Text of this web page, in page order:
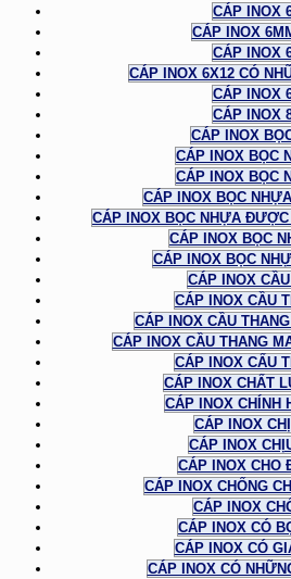
CÁP INOX
CÁP INOX
CÁP INOX
CÁP INOX 6X12 CÓ
CÁP INOX
CÁP INOX
CÁP INOX
CÁP INOX BỌC
CÁP INOX BỌC
CÁP INOX BỌC
CÁP INOX BỌC NHỰA
CÁP INOX BỌC
CÁP INOX BỌC
CÁP INOX
CÁP INOX CẦU
CÁP INOX CẦU
CÁP INOX CẦU THANG
CÁP INOX CẤU
CÁP INOX CHẤT
CÁP INOX CHÍNH
CÁP INOX
CÁP INOX
CÁP INOX CHO
CÁP INOX CHỐNG
CÁP INOX
CÁP INOX CÓ
CÁP INOX CÓ
CÁP INOX CÓ